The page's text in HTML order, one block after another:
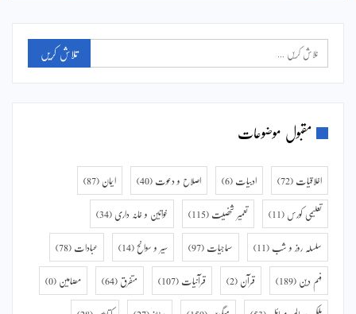
مقبول موضوعات
اخلاقیات (72) ادبیات (6) اصلاح و دعوت (40) ایمان (87)
تعلیمی کورس (11) تعمیر شخصیت (115) خواتین و خانہ داری (34)
سلسلہ روز و شب (11) سماجیات (97) سیر و سوانح (14) عبادات (78)
فہم دین (189) قرآن (2) قرآنیات (107) متفرق (64) مضامین (0)